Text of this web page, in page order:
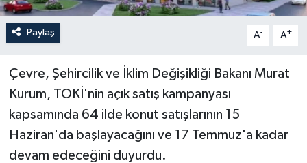
Paylaş A- A+
Çevre, Şehircilik ve İklim Değişikliği Bakanı Murat
Kurum, TOKİ'nin açık satış kampanyası
kapsamında 64 ilde konut satışlarının 15
Haziran'da başlayacağını ve 17 Temmuz'a kadar
devam edeceğini duyurdu.